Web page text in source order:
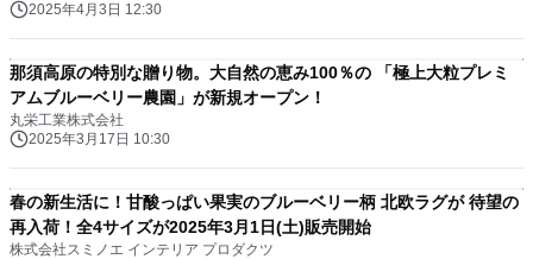
2025年4月3日 12:30
那須高原の特別な贈り物。大自然の恵み100％の 「極上大粒プレミ
アムブルーベリー農園」が新規オープン！
丸栄工業株式会社
2025年3月17日 10:30
春の新生活に！甘酸っぱい果実のブルーベリー柄 北欧ラグが 待望の
再入荷！全4サイズが2025年3月1日(土)販売開始
株式会社スミノエ インテリア プロダクツ